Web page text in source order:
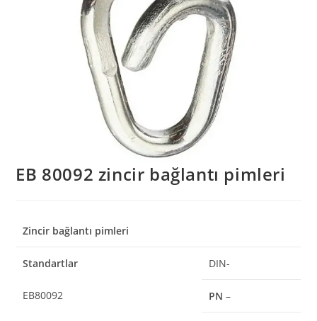
EB 80092 zincir bağlantı pimleri
Zincir bağlantı pimleri
Standartlar
EB80092
DIN-
PN –